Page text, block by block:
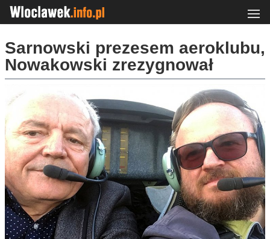
Sarnowski prezesem aeroklubu,
Nowakowski zrezygnował